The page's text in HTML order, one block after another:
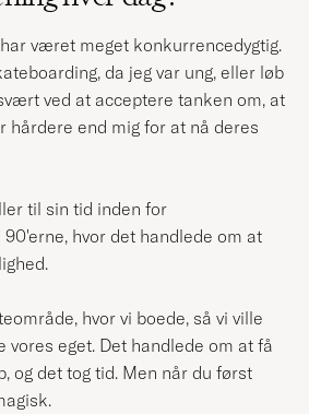
været meget konkurrencedygtig.
da jeg var ung, eller løb
ved at acceptere tanken om, at
hårdere end mig for at nå deres
til sin tid inden for
hvor det handlede om at
hvor vi boede, så vi ville
vores eget. Det handlede om at få
og det tog tid. Men når du først